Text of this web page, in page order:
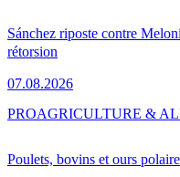
Sánchez riposte contre
rétorsion
07.08.2026
Poulets, bovins et ours
PROAGRICULTURE &